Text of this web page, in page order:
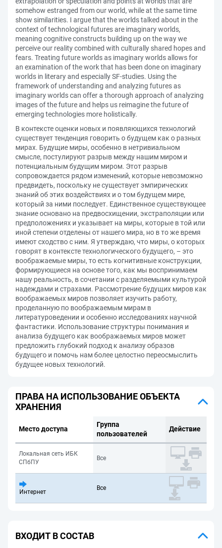
somehow estranged from our world, while at the same time
show similarities. I argue that the worlds talked about in the
context of technological futures are imaginary worlds,
meaning cognitive constructs building up on the way we
perceive our reality combined with culturally shared hopes and
fears. Treating future worlds as imaginary worlds allows for
an examination of the work that has been done on imaginary
worlds in literary and especially SF-studies. Using the
framework of understanding and analyzing futures as
imaginary worlds can offer a thorough approach of analyzing
images of the future and helps us reimagine the future of
emerging technologies more holistically.
В контексте оценки новых и появляющихся технологий
существует тенденция говорить о будущем как о разных
мирах. Будущие миры, особенно в нетривиальном
смысле, постулируют разрыв между нашим миром и
потенциальным будущим миром. Этот разрыв
сопровождается рядом изменений, которые невозможно
предвидеть, поскольку не существует эмпирических
знаний об этих воздействиях и о том будущем мире,
который за ними последует. Единственное существующее
знание основано на предвосхищении, экстраполяции или
предположениях и указывает на миры, которые в той или
иной степени отделены от нашего мира, но в то же время
имеют сходство с ним. Я утверждаю, что миры, о которых
говорят в контексте технологического будущего, – это
воображаемые миры, то есть когнитивные конструкции,
формирующиеся на основе того, как мы воспринимаем
нашу реальность, в сочетании с разделяемыми культурой
надеждами и страхами. Рассмотрение будущих миров как
воображаемых миров позволяет изучить работу,
проделанную по воображаемым мирам в
литературоведении и особенно исследованиях научной
фантастики. Использование структуры понимания и
анализа будущего как воображаемых миров может
предложить глубокий подход к анализу образов
будущего и помочь нам более целостно переосмыслить
будущее новых технологий.
ПРАВА НА ИСПОЛЬЗОВАНИЕ ОБЪЕКТА
ХРАНЕНИЯ
Место доступа
Группа
пользователей
Действие
Локальная сеть ИБК
СПбПУ
Все
Интернет
Все
ВХОДИТ В СОСТАВ